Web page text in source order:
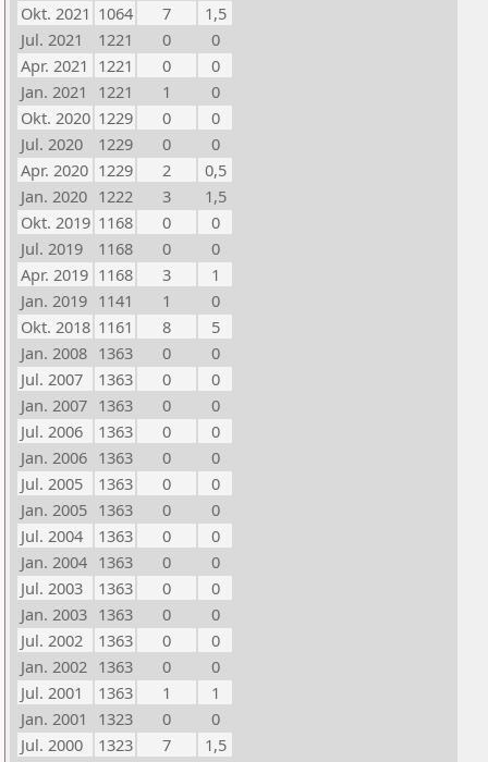
Okt. 2021 1064 7
1,5
Jul. 2021
1221 0
0
Apr. 2021 1221 0
0
Jan. 2021
1221 1
0
Okt. 2020 1229 0
0
Jul. 2020
1229 0
0
Apr. 2020 1229 2
0,5
Jan. 2020 1222 3
1,5
Okt. 2019 1168 0
0
Jul. 2019
1168 0
0
Apr. 2019 1168 3
1
Jan. 2019 1141 1
0
Okt. 2018 1161 8
5
Jan. 2008 1363 0
0
Jul. 2007
1363 0
0
Jan. 2007 1363 0
0
Jul. 2006
1363 0
0
Jan. 2006 1363 0
0
Jul. 2005
1363 0
0
Jan. 2005 1363 0
0
Jul. 2004
1363 0
0
Jan. 2004 1363 0
0
Jul. 2003
1363 0
0
Jan. 2003 1363 0
0
Jul. 2002
1363 0
0
Jan. 2002 1363 0
0
Jul. 2001
1363 1
1
Jan. 2001
1323 0
0
Jul. 2000
1323 7
1,5